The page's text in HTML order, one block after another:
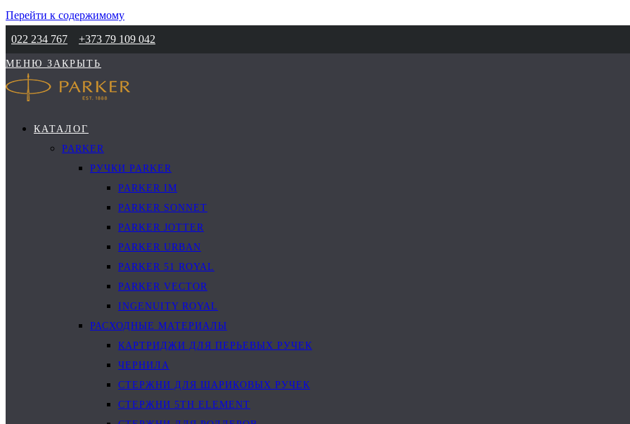
Перейти к содержимому
022 234 767
+373 79 109 042
МЕНЮ ЗАКРЫТЬ
КАТАЛОГ
PARKER
РУЧКИ PARKER
PARKER IM
PARKER SONNET
PARKER JOTTER
PARKER URBAN
PARKER 51 ROYAL
PARKER VECTOR
INGENUITY ROYAL
РАСХОДНЫЕ МАТЕРИАЛЫ
КАРТРИДЖИ ДЛЯ ПЕРЬЕВЫХ РУЧЕК
ЧЕРНИЛА
СТЕРЖНИ ДЛЯ ШАРИКОВЫХ РУЧЕК
СТЕРЖНИ 5TH ELEMENT